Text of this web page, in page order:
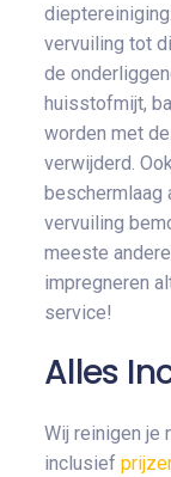
vervuiling tot
de
huisstofmijt,
worden met
verwijderd.
beschermlaag
vervuiling
meeste
impregneren
service!
Alles
Wij reinigen je
inclusief